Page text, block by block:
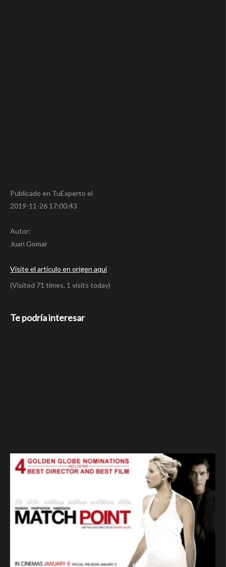
Publicado en TuExperto el
2019-11-26 17:00:43
Autor:
Juan Gomar
Visite el articulo en origen aqui
(Visited 71 times, 1 visits today)
Te podría interesar